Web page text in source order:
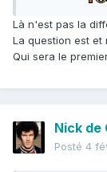
Là n'est pas la
La question est et
Qui sera le
Nick de
Posté 4